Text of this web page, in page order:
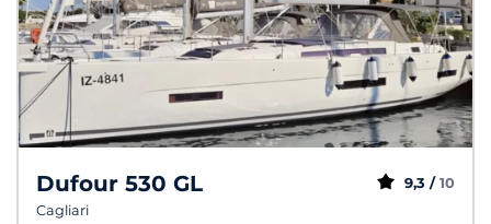
Dufour 530 GL
Cagliari
9,3 / 10